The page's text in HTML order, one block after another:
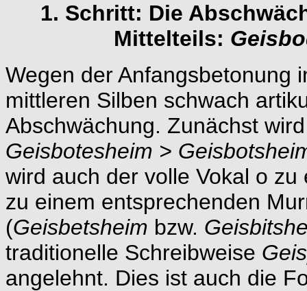
1. Schritt: Die
Mittelteils:
Wegen der Anfangsbetonung
mittleren Silben schwach
Abschwächung. Zunächst
Geisbotesheim >
wird auch der volle Vokal o
zu einem entsprechenden
(Geisbetsheim bzw.
traditionelle Schreibweise
angelehnt. Dies ist auch die